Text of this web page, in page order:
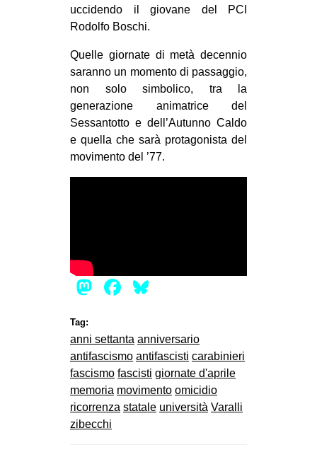
uccidendo il giovane del PCI
Rodolfo Boschi.
Quelle giornate di metà decennio
saranno un momento di passaggio,
non solo simbolico, tra la
generazione animatrice del
Sessantotto e dell’Autunno Caldo
e quella che sarà protagonista del
movimento del ’77.
Mastodon
Facebook
Tag:
anni settanta anniversario
antifascismo antifascisti carabinieri
fascismo fascisti giornate d'aprile
memoria movimento omicidio
ricorrenza statale università Varalli
zibecchi